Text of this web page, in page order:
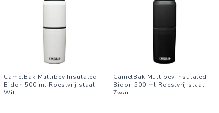
CamelBak Multibev Insulated
Bidon 500 ml Roestvrij staal -
Wit
CamelBak Multibev Insulated
Bidon 500 ml Roestvrij staal -
Zwart